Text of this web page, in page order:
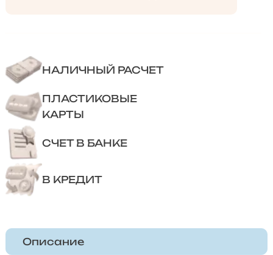
НАЛИЧНЫЙ РАСЧЕТ
ПЛАСТИКОВЫЕ
КАРТЫ
СЧЕТ В БАНКЕ
В КРЕДИТ
Описание